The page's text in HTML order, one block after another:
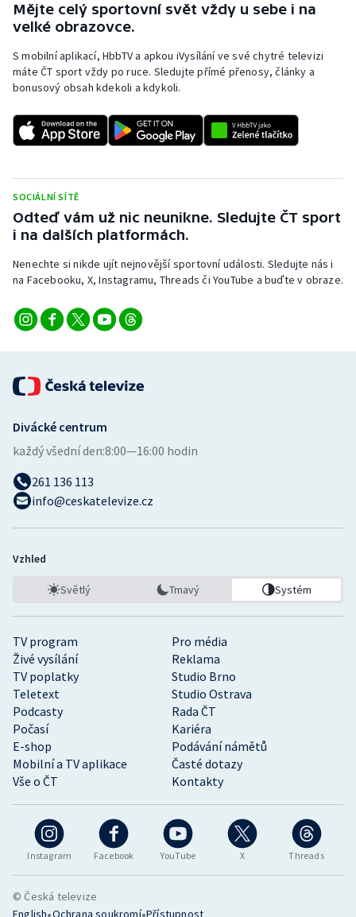
Mějte celý sportovní svět vždy u sebe i na
velké obrazovce.
S mobilní aplikací, HbbTV a apkou iVysílání ve své chytré televizi
máte ČT sport vždy po ruce. Sledujte přímé přenosy, články a
bonusový obsah kdekoli a kdykoli.
SOCIÁLNÍ SÍTĚ
Odteď vám už nic neunikne. Sledujte ČT sport
i na dalších platformách.
Nenechte si nikde ujít nejnovější sportovní události. Sledujte nás i
na Facebooku, X, Instagramu, Threads či YouTube a buďte v obraze.
Instagram Facebook YouTube X Threads
TV program
Pro média
Živé vysílání
Reklama
TV poplatky
Studio Brno
Teletext
Studio Ostrava
Podcasty
Rada ČT
Počasí
Kariéra
E-shop
Podávání námětů
Mobilní a TV aplikace
Časté dotazy
Vše o ČT
Kontakty
Divácké centrum
každý všední den:8:00—16:00 hodin
261 136 113
info@ceskatelevize.cz
Vzhled
Světlý Tmavý Systém
© Česká televize
English Ochrana soukromí Přístupnost